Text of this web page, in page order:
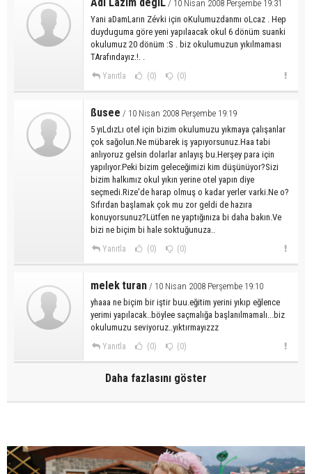
/ 10 Nisan 2008 Perşembe 19:31
Yani aDamLarın Zévki için oKulumuzdanmı oLcaz . Hep
duyduguma göre yeni yapılaacak okul 6 dönüm suanki
okulumuz 20 dönüm :S . biz okulumuzun yıkılmaması
TArafındayız.!. .
Yanıtla (0) (0)
ßusee / 10 Nisan 2008 Perşembe 19:19
5 yıLdızLı otel için bizim okulumuzu yıkmaya çalışanlar
çok sağolun.Ne mübarek iş yapıyorsunuz.Haa tabi
anlıyoruz gelsin dolarlar anlayış bu.Herşey para için
yapılıyor.Peki bizim geleceğimizi kim düşünüyor?Sizi
bizim halkımız okul yıkın yerine otel yapın diye
seçmedi.Rize'de harap olmuş o kadar yerler varki.Ne o?
Sıfırdan başlamak çok mu zor geldi de hazıra
konuyorsunuz?Lütfen ne yaptığınıza bi daha bakın.Ve
bizi ne biçim bi hale soktuğunuza..
Yanıtla (0) (0)
melek turan / 10 Nisan 2008 Perşembe 19:10
yhaaa ne biçim bir iştir buu.eğitim yerini yıkıp eğlence
yerimi yapılacak..böylee saçmalığa başlanılmamalı...biz
okulumuzu seviyoruz..yıktırmayızzz
Yanıtla (0) (0)
Daha fazlasını göster